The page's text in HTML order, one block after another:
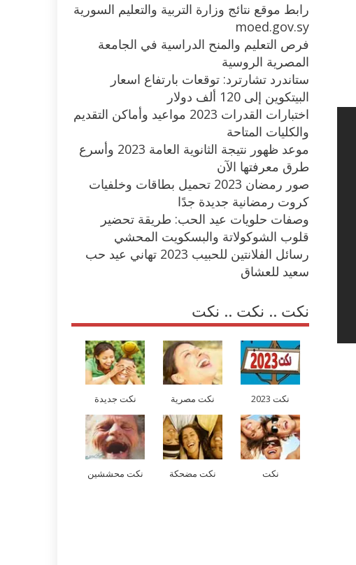
رابط موقع نتائج وزارة التربية والتعليم السورية
moed.gov.sy
فرص التعليم والمنح الدراسية في الجامعة
المصرية الروسية
ستاندرد تشارترد: توقعات بارتفاع اسعار
البيتكوين إلى 120 ألف دولار
اختبارات القدرات 2023 مواعيد وأماكن التقديم
والكليات المتاحة
موعد ظهور نتيجة الثانوية العامة 2023 وأسرع
طرق معرفتها الآن
صور رمضان 2023 تحميل بطاقات وخلفيات
كروت رمضانية جديدة جدًا
وصفات حلويات عيد الحب: طريقة تحضير
قلوب الشوكولاتة والبسكويت المحشي
رسائل الفلانتين للحبيب 2023 تهاني عيد حب
سعيد للعشاق
نكت .. نكت .. نكت
نكت 2023 نكت مصرية نكت جديدة
نكت نكت مضحكة نكت محششين